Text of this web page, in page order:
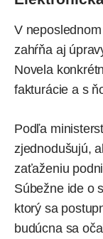
V
zahŕňa aj
Novela
fakturácie a s
Podľa
zjednodušujú,
zaťaženiu
Súbežne ide o
ktorý sa
budúcna sa